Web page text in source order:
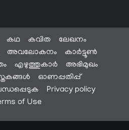
കഥ കവിത
ലേഖനം
അവലോകനം
കാർട്ടൂൺ
എഴുത്തുകാർ
അഭിമുഖം
ഓണപ്പതിപ്പ്
Privacy policy
of Use